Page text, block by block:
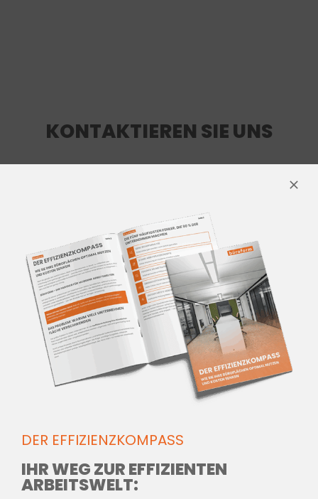
KONTAKTIEREN SIE UNS
kontaktieren Sie unser Team aus
Innenarchitekten und
Einrichtungsprofis.
Wir beraten Sie gerne!
Jetzt Kontakt aufnehmen!
Telefon:
+49 (0) 7144 897278-0
SCHREIBEN SIE UNS
DER EFFIZIENZKOMPASS
IHR WEG ZUR EFFIZIENTEN
ARBEITSWELT: